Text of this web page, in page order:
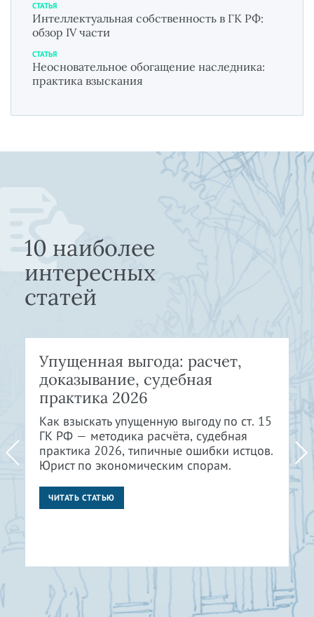
СТАТЬЯ
Интеллектуальная собственность в ГК РФ:
обзор IV части
СТАТЬЯ
Неосновательное обогащение наследника:
практика взыскания
10 наиболее
интересных
статей
Упущенная выгода: расчет,
доказывание, судебная
практика 2026
Как взыскать упущенную выгоду по ст. 15
ГК РФ — методика расчёта, судебная
практика 2026, типичные ошибки истцов.
Юрист по экономическим спорам.
ЧИТАТЬ СТАТЬЮ